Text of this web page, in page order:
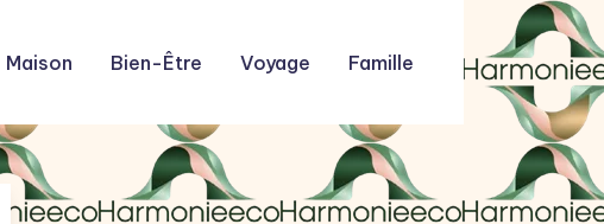
Maison Bien-Être Voyage Famille